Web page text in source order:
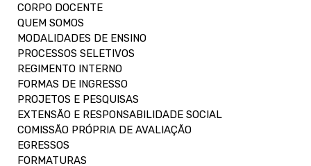
CORPO DOCENTE
QUEM SOMOS
MODALIDADES DE ENSINO
PROCESSOS SELETIVOS
REGIMENTO INTERNO
FORMAS DE INGRESSO
PROJETOS E PESQUISAS
EXTENSÃO E RESPONSABILIDADE SOCIAL
COMISSÃO PRÓPRIA DE AVALIAÇÃO
EGRESSOS
FORMATURAS